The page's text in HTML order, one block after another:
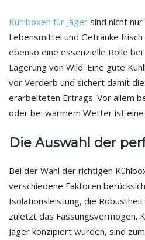
Kühlboxen für Jäger sind nicht
Lebensmittel und Getränke frisch
ebenso eine essenzielle Rolle
Lagerung von Wild. Eine gute
vor Verderb und sichert damit
erarbeiteten Ertrags. Vor allem
oder bei warmem Wetter ist
Die Auswahl der
Bei der Wahl der richtigen
verschiedene Faktoren
Isolationsleistung, die
zuletzt das Fassungsvermögen.
Jäger konzipiert wurden, sind